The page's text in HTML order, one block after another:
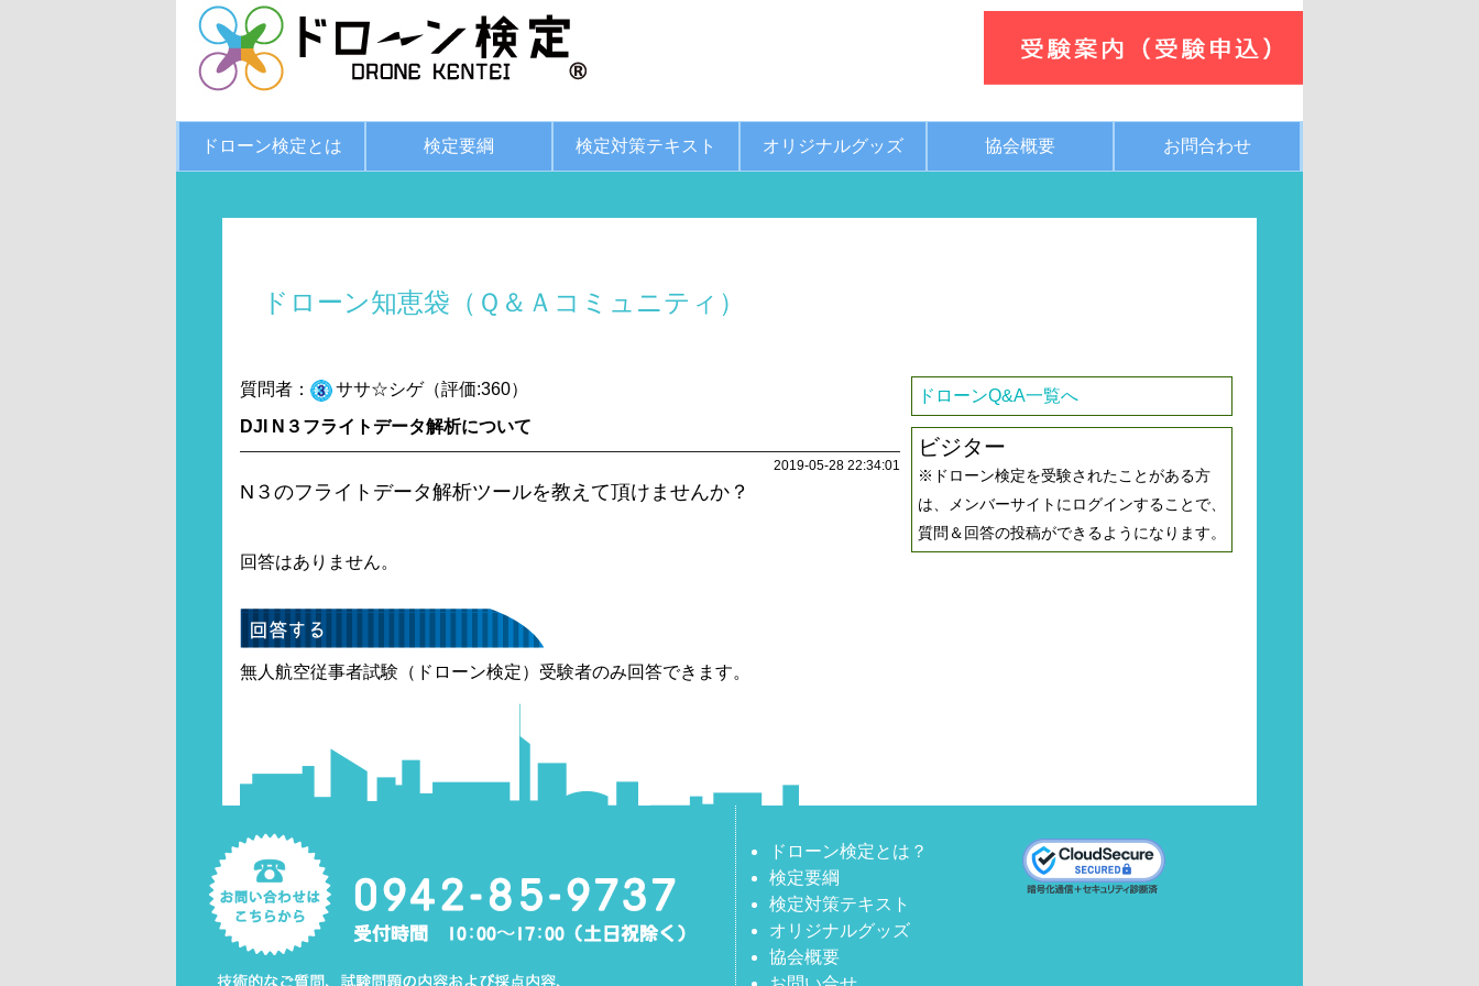
ドローン検定とは 検定要綱 検定対策テキスト オリジナルグッズ 協会概要 お問合わせ
ドローン知恵袋（Ｑ＆Ａコミュニティ）
質問者：
ササ☆シゲ（評価:360）
DJI N３フライトデータ解析について
2019-05-28 22:34:01
N３のフライトデータ解析ツールを教えて頂けませんか？
回答はありません。
無人航空従事者試験（ドローン検定）受験者のみ回答できます。
ドローンQ&A一覧へ
ビジター
※ドローン検定を受験されたことがある方
は、メンバーサイトにログインすることで、
質問＆回答の投稿ができるようになります。
ドローン検定とは？
検定要綱
検定対策テキスト
オリジナルグッズ
協会概要